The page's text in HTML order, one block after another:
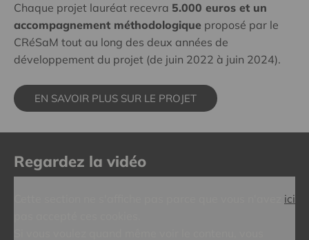
Chaque projet lauréat recevra 5.000 euros et un
accompagnement méthodologique proposé par le
CRéSaM tout au long des deux années de
développement du projet (de juin 2022 à juin 2024).
EN SAVOIR PLUS SUR LE PROJET
Regardez la vidéo
ici